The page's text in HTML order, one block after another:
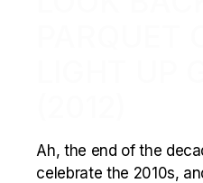
Ah, the end of the
celebrate the 2010s,